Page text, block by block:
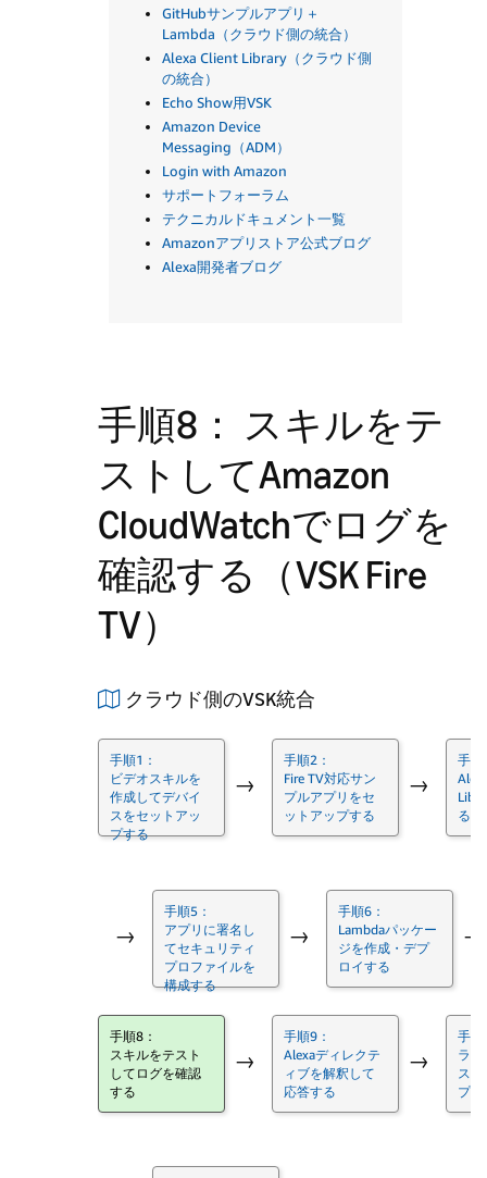
GitHubサンプルアプリ＋
Lambda（クラウド側の統合）
Alexa Client Library（クラウド側
の統合）
Echo Show用VSK
Amazon Device
Messaging（ADM）
Login with Amazon
サポートフォーラム
テクニカルドキュメント一覧
Amazonアプリストア公式ブログ
Alexa開発者ブログ
手順8： スキルをテ
ストしてAmazon
CloudWatchでログを
確認する（VSK Fire
TV）
クラウド側のVSK統合
手順1：
ビデオスキルを
作成してデバイ
スをセットアッ
プする
→
手順2：
Fire TV対応サン
プルアプリをセ
ットアップする
→
手順
る
→
手順5：
アプリに署名し
てセキュリティ
プロファイルを
構成する
→
手順6：
Lambdaパッケー
ジを作成・デプ
ロイする
→
手順8：
スキルをテスト
してログを確認
する
→
手順9：
Alexaディレクテ
ィブを解釈して
応答する
→
手順
ラ
ス
プ